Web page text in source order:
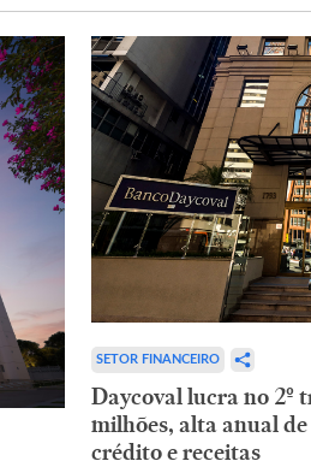
SETOR FINANCEIRO
Daycoval lucra no 2º
milhões, alta anual de
crédito e receitas